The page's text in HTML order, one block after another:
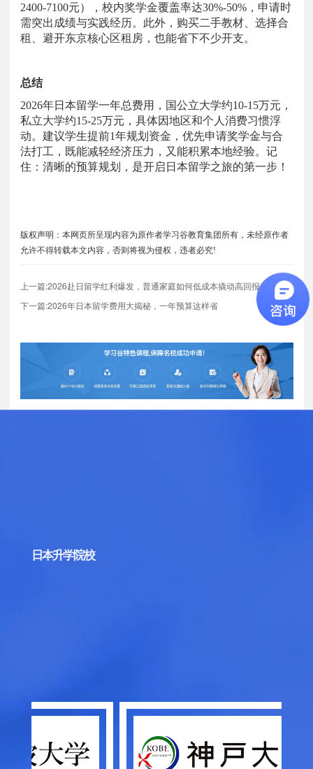
2400-7100元），校内奖学金覆盖率达30%-50%，申请时
需突出成绩与实践经历。此外，购买二手教材、选择合
租、避开东京核心区租房，也能省下不少开支。
总结
2026年日本留学一年总费用，国公立大学约10-15万元，
私立大学约15-25万元，具体因地区和个人消费习惯浮
动。建议学生提前1年规划资金，优先申请奖学金与合
法打工，既能减轻经济压力，又能积累本地经验。记
住：清晰的预算规划，是开启日本留学之旅的第一步！
版权声明：本网页所呈现内容为原作者学习谷教育集团所有，未经原作者
允许不得转载本文内容，否则将视为侵权，违者必究!
上一篇:2026赴日留学红利爆发，普通家庭如何低成本撬动高回报？
下一篇:2026年日本留学费用大揭秘，一年预算这样省
日本升学院校